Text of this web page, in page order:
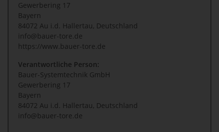
Gewerbering 17
Bayern
84072 Au i.d. Hallertau, Deutschland
info@bauer-tore.de
https://www.bauer-tore.de
Verantwortliche Person:
Bauer-Systemtechnik GmbH
Gewerbering 17
Bayern
84072 Au i.d. Hallertau, Deutschland
info@bauer-tore.de